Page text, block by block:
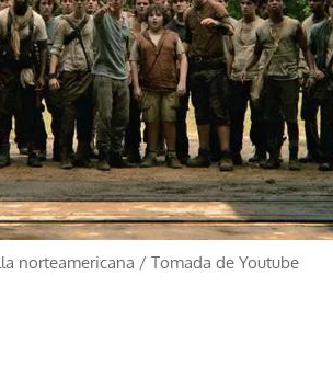
norteamericana / Tomada de Youtube